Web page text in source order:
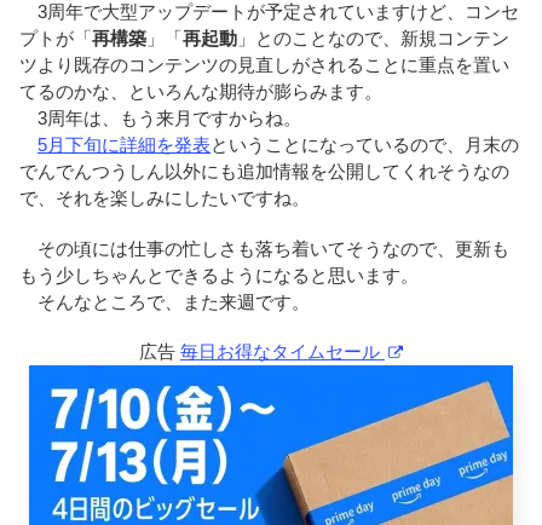
3周年で大型アップデートが予定されていますけど、コンセ
プトが「再構築 」「再起動 」とのことなので、新規コンテン
ツより既存のコンテンツの見直しがされることに重点を置い
てるのかな、といろんな期待が膨らみます。
3周年は、もう来月ですからね。
5月下旬に詳細を発表ということになっているので、月末の
でんでんつうしん以外にも追加情報を公開してくれそうなの
で、それを楽しみにしたいですね。
その頃には仕事の忙しさも落ち着いてそうなので、更新も
もう少しちゃんとできるようになると思います。
そんなところで、また来週です。
広告 毎日お得なタイムセール